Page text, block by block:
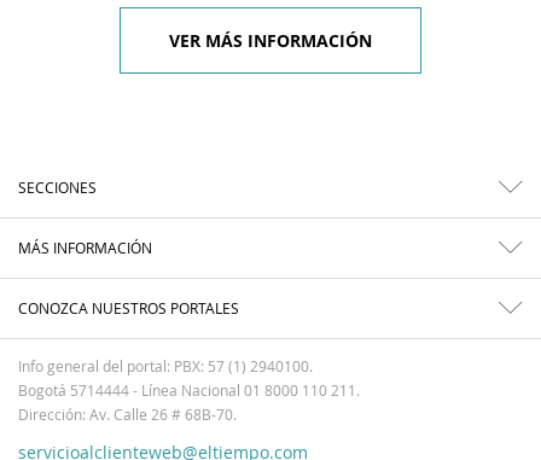
VER MÁS INFORMACIÓN
SECCIONES
MÁS INFORMACIÓN
CONOZCA NUESTROS PORTALES
Info general del portal: PBX: 57 (1) 2940100.
Bogotá 5714444 - Línea Nacional 01 8000 110 211.
Dirección: Av. Calle 26 # 68B-70.
servicioalclienteweb@eltiempo.com